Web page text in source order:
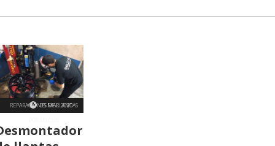
REPARACIONES DE LLANTAS
05 MAR 2020